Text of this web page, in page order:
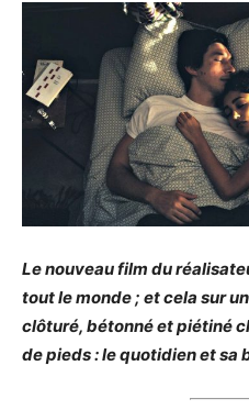
Le nouveau film du
tout le monde ; et cela sur
clôturé, bétonné et piétiné
de pieds : le quotidien et sa